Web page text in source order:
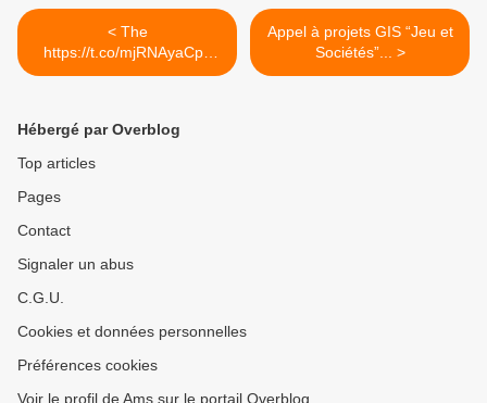
< The
https://t.co/mjRNAyaCph
Daily est en ligne!...
Appel à projets GIS “Jeu et
Sociétés”... >
Hébergé par Overblog
Top articles
Pages
Contact
Signaler un abus
C.G.U.
Cookies et données personnelles
Préférences cookies
Voir le profil de Ams sur le portail Overblog